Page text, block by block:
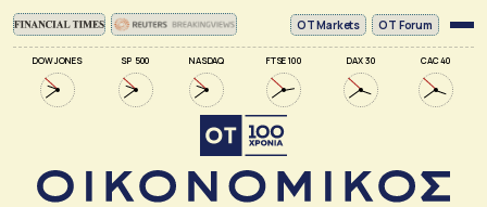
DOW JONES SP 500 NASDAQ FTSE 100 DAX 30 CAC 40
ΟΤ Markets OT Forum